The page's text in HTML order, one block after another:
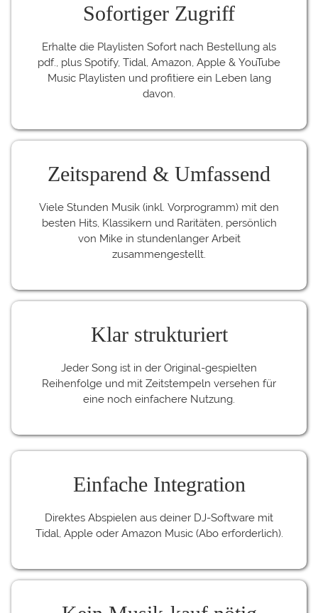
Sofortiger Zugriff
Erhalte die Playlisten Sofort nach Bestellung als
pdf., plus Spotify, Tidal, Amazon, Apple & YouTube
Music Playlisten und profitiere ein Leben lang
davon.
Zeitsparend & Umfassend
Viele Stunden Musik (inkl. Vorprogramm) mit den
besten Hits, Klassikern und Raritäten, persönlich
von Mike in stundenlanger Arbeit
zusammengestellt.
Klar strukturiert
Jeder Song ist in der Original-gespielten
Reihenfolge und mit Zeitstempeln versehen für
eine noch einfachere Nutzung.
Einfache Integration
Direktes Abspielen aus deiner DJ-Software mit
Tidal, Apple oder Amazon Music (Abo erforderlich).